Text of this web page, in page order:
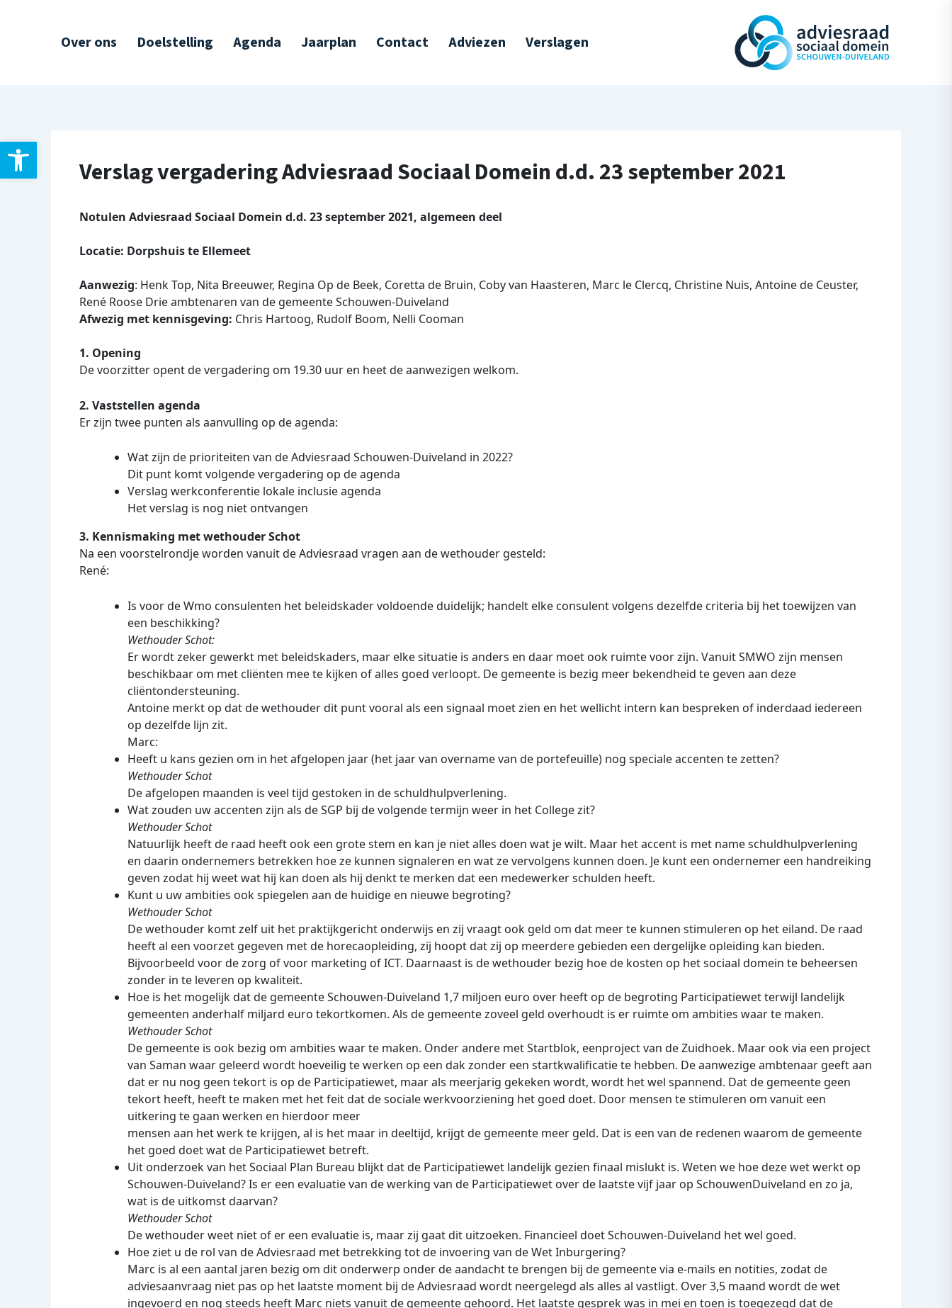
Toolbar openen
Over ons Doelstelling Agenda Jaarplan Contact Adviezen Verslagen
Verslag vergadering Adviesraad Sociaal Domein d.d. 23 september 2021
Notulen Adviesraad Sociaal Domein d.d. 23 september 2021, algemeen deel
Locatie: Dorpshuis te Ellemeet
Aanwezig: Henk Top, Nita Breeuwer, Regina Op de Beek, Coretta de Bruin, Coby van Haasteren, Marc le Clercq, Christine Nuis, Antoine de Ceuster,
René Roose Drie ambtenaren van de gemeente Schouwen-Duiveland
Afwezig met kennisgeving: Chris Hartoog, Rudolf Boom, Nelli Cooman
1. Opening
De voorzitter opent de vergadering om 19.30 uur en heet de aanwezigen welkom.
2. Vaststellen agenda
Er zijn twee punten als aanvulling op de agenda:
Wat zijn de prioriteiten van de Adviesraad Schouwen-Duiveland in 2022?
Dit punt komt volgende vergadering op de agenda
Verslag werkconferentie lokale inclusie agenda
Het verslag is nog niet ontvangen
3. Kennismaking met wethouder Schot
Na een voorstelrondje worden vanuit de Adviesraad vragen aan de wethouder gesteld:
René:
Is voor de Wmo consulenten het beleidskader voldoende duidelijk; handelt elke consulent volgens dezelfde criteria bij het toewijzen van
een beschikking?
Wethouder Schot:
Er wordt zeker gewerkt met beleidskaders, maar elke situatie is anders en daar moet ook ruimte voor zijn. Vanuit SMWO zijn mensen
beschikbaar om met cliënten mee te kijken of alles goed verloopt. De gemeente is bezig meer bekendheid te geven aan deze
cliëntondersteuning.
Antoine merkt op dat de wethouder dit punt vooral als een signaal moet zien en het wellicht intern kan bespreken of inderdaad iedereen
op dezelfde lijn zit.
Marc:
Heeft u kans gezien om in het afgelopen jaar (het jaar van overname van de portefeuille) nog speciale accenten te zetten?
Wethouder Schot
De afgelopen maanden is veel tijd gestoken in de schuldhulpverlening.
Wat zouden uw accenten zijn als de SGP bij de volgende termijn weer in het College zit?
Wethouder Schot
Natuurlijk heeft de raad heeft ook een grote stem en kan je niet alles doen wat je wilt. Maar het accent is met name schuldhulpverlening
en daarin ondernemers betrekken hoe ze kunnen signaleren en wat ze vervolgens kunnen doen. Je kunt een ondernemer een handreiking
geven zodat hij weet wat hij kan doen als hij denkt te merken dat een medewerker schulden heeft.
Kunt u uw ambities ook spiegelen aan de huidige en nieuwe begroting?
Wethouder Schot
De wethouder komt zelf uit het praktijkgericht onderwijs en zij vraagt ook geld om dat meer te kunnen stimuleren op het eiland. De raad
heeft al een voorzet gegeven met de horecaopleiding, zij hoopt dat zij op meerdere gebieden een dergelijke opleiding kan bieden.
Bijvoorbeeld voor de zorg of voor marketing of ICT. Daarnaast is de wethouder bezig hoe de kosten op het sociaal domein te beheersen
zonder in te leveren op kwaliteit.
Hoe is het mogelijk dat de gemeente Schouwen-Duiveland 1,7 miljoen euro over heeft op de begroting Participatiewet terwijl landelijk
gemeenten anderhalf miljard euro tekortkomen. Als de gemeente zoveel geld overhoudt is er ruimte om ambities waar te maken.
Wethouder Schot
De gemeente is ook bezig om ambities waar te maken. Onder andere met Startblok, eenproject van de Zuidhoek. Maar ook via een project
van Saman waar geleerd wordt hoeveilig te werken op een dak zonder een startkwalificatie te hebben. De aanwezige ambtenaar geeft aan
dat er nu nog geen tekort is op de Participatiewet, maar als meerjarig gekeken wordt, wordt het wel spannend. Dat de gemeente geen
tekort heeft, heeft te maken met het feit dat de sociale werkvoorziening het goed doet. Door mensen te stimuleren om vanuit een
uitkering te gaan werken en hierdoor meer
mensen aan het werk te krijgen, al is het maar in deeltijd, krijgt de gemeente meer geld. Dat is een van de redenen waarom de gemeente
het goed doet wat de Participatiewet betreft.
Uit onderzoek van het Sociaal Plan Bureau blijkt dat de Participatiewet landelijk gezien finaal mislukt is. Weten we hoe deze wet werkt op
Schouwen-Duiveland? Is er een evaluatie van de werking van de Participatiewet over de laatste vijf jaar op SchouwenDuiveland en zo ja,
wat is de uitkomst daarvan?
Wethouder Schot
De wethouder weet niet of er een evaluatie is, maar zij gaat dit uitzoeken. Financieel doet Schouwen-Duiveland het wel goed.
Hoe ziet u de rol van de Adviesraad met betrekking tot de invoering van de Wet Inburgering?
Marc is al een aantal jaren bezig om dit onderwerp onder de aandacht te brengen bij de gemeente via e-mails en notities, zodat de
adviesaanvraag niet pas op het laatste moment bij de Adviesraad wordt neergelegd als alles al vastligt. Over 3,5 maand wordt de wet
ingevoerd en nog steeds heeft Marc niets vanuit de gemeente gehoord. Het laatste gesprek was in mei en toen is toegezegd dat de